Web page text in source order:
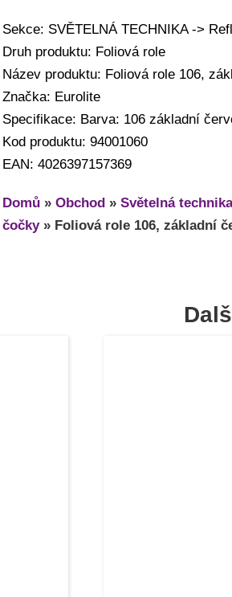
Sekce: SVĚTELNÁ TECHNIKA ->
Druh produktu: Foliová role
Název produktu: Foliová role 106,
Značka: Eurolite
Specifikace: Barva: 106 základní
Kod produktu: 94001060
EAN: 4026397157369
Domů » Obchod » Světelná technika
čočky» Foliová role 106, základní